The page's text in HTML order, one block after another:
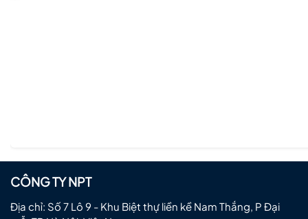
CÔNG TY NPT
Địa chỉ: Số 7 Lô 9 - Khu Biệt thự liền kề Nam Thắng, P Đại